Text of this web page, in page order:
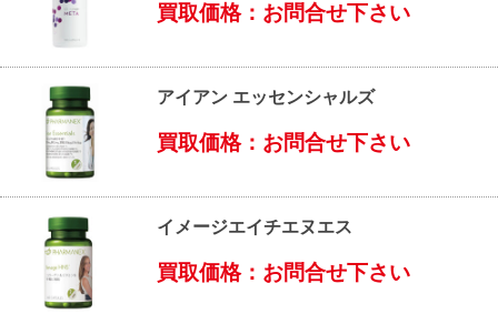
買取価格：お問合せ下さい
アイアン エッセンシャルズ
買取価格：お問合せ下さい
イメージエイチエヌエス
買取価格：お問合せ下さい